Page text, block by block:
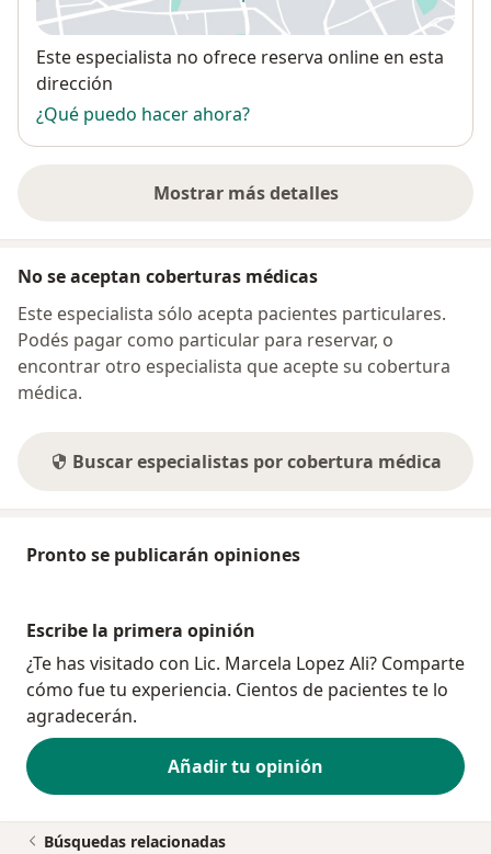
Disponibilidad
Este especialista no ofrece reserva online en esta
dirección
¿Qué puedo hacer ahora?
Mostrar más detalles
sobre la dirección
No se aceptan coberturas médicas
Este especialista sólo acepta pacientes particulares.
Podés pagar como particular para reservar, o
encontrar otro especialista que acepte su cobertura
médica.
Buscar especialistas por cobertura médica
Pronto se publicarán opiniones
Escribe la primera opinión
¿Te has visitado con Lic. Marcela Lopez Ali? Comparte
cómo fue tu experiencia. Cientos de pacientes te lo
agradecerán.
Añadir tu opinión
Búsquedas relacionadas